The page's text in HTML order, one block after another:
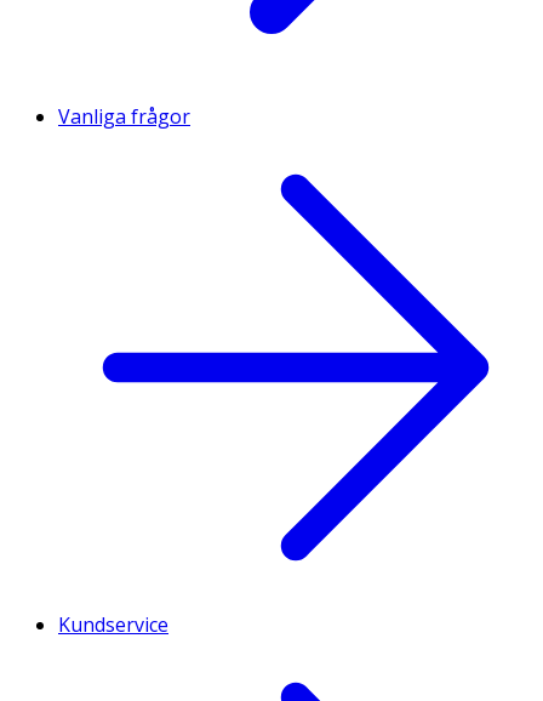
Vanliga frågor
Kundservice